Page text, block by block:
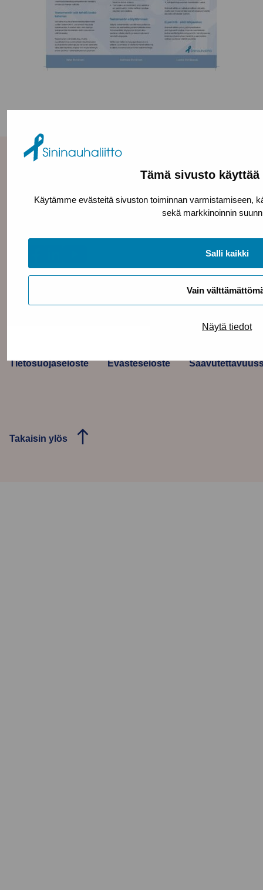
Tämä sivusto käyttää
Käytämme evästeitä sivuston toiminnan varmistamiseen,
sekä markkinoinnin
Vain
Salli kaikki
Näytä tiedot
Sininauhaliitto (Y-tunnus: 0217042–5)
Pasilanraitio 5, 2. krs, 00240 Helsinki
Tietosuojaseloste Evästeseloste
Takaisin ylös